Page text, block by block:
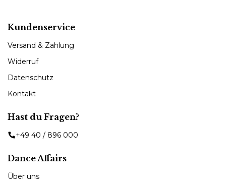
Kundenservice
Versand & Zahlung
Widerruf
Datenschutz
Kontakt
Hast du Fragen?
+49 40 / 896 000
Dance Affairs
Über uns